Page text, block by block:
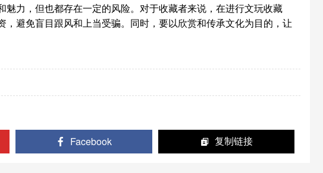
力，但也都存在一定的风险。对于收藏者来说，在进行文玩收藏
避免盲目跟风和上当受骗。同时，要以欣赏和传承文化为目的，让
Facebook 复制链接